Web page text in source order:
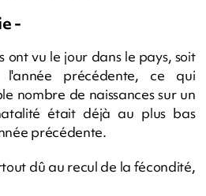
-
ont vu le jour dans le pays, soit
précédente, ce qui
nombre de naissances sur un
était déjà au plus bas
précédente.
dû au recul de la fécondité,